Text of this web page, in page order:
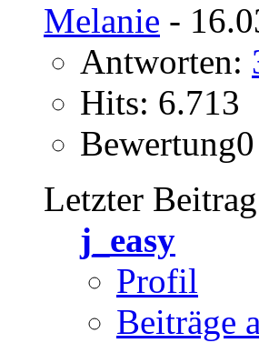
Melanie -
Antworten:
Hits: 6.713
Letzter
j_easy
Profil
Beiträge